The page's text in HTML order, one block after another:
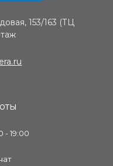
153/163 (ТЦ
- 19:00